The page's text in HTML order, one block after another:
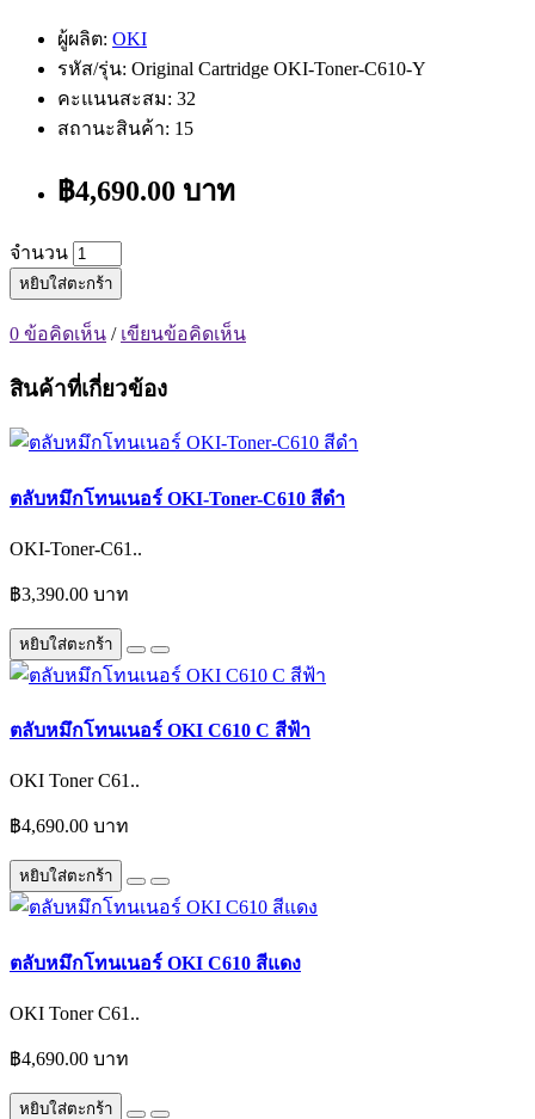
ผู้ผลิต: OKI
รหัส/รุ่น: Original Cartridge OKI-Toner-C610-Y
คะแนนสะสม: 32
สถานะสินค้า: 15
฿4,690.00 บาท
จำนวน
หยิบใส่ตะกร้า
0 ข้อคิดเห็น / เขียนข้อคิดเห็น
สินค้าที่เกี่ยวข้อง
ตลับหมึกโทนเนอร์ OKI-Toner-C610 สีดำ
OKI-Toner-C61..
฿3,390.00 บาท
หยิบใส่ตะกร้า
ตลับหมึกโทนเนอร์ OKI C610 C สีฟ้า
OKI Toner C61..
฿4,690.00 บาท
หยิบใส่ตะกร้า
ตลับหมึกโทนเนอร์ OKI C610 สีแดง
OKI Toner C61..
฿4,690.00 บาท
หยิบใส่ตะกร้า